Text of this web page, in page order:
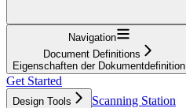
Navigation
Document Definitions
Eigenschaften der Dokumentdefinition
Get Started
Design Tools
Scanning Station